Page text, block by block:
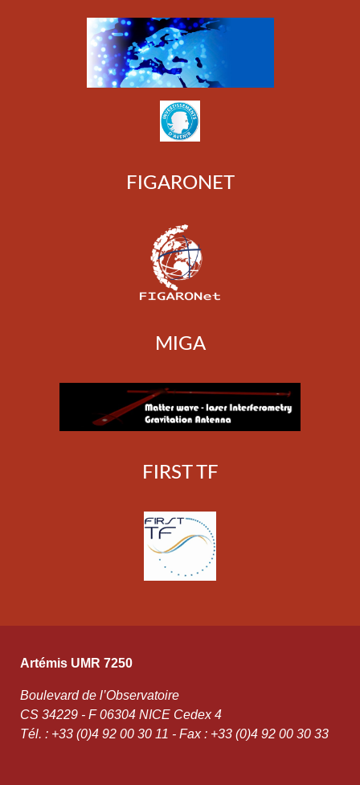
FIGARONET
MIGA
FIRST TF
Artémis UMR 7250
Boulevard de l’Observatoire
CS 34229 - F 06304 NICE Cedex 4
Tél. : +33 (0)4 92 00 30 11 - Fax : +33 (0)4 92 00 30 33